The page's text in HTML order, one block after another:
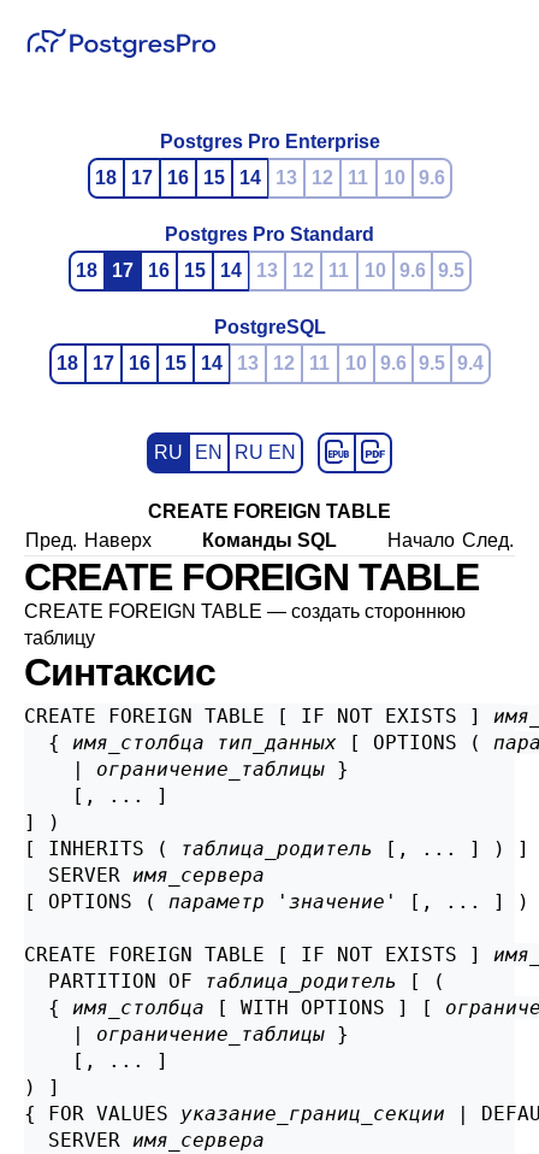
Postgres Pro Enterprise
18
17 16 15 14 13 12 11 10 9.6
Postgres Pro Standard
18
17 16 15 14 13 12 11 10 9.6 9.5
PostgreSQL
18
17 16 15 14 13 12 11 10 9.6 9.5 9.4
RU EN RU EN
CREATE FOREIGN TABLE
Пред. Наверх Команды SQL Начало След.
CREATE FOREIGN TABLE
CREATE FOREIGN TABLE — создать стороннюю
таблицу
Синтаксис
CREATE FOREIGN TABLE [ IF NOT EXISTS ]
  {
имя_столбца тип_данных [ OPTIONS (
    |
ограничение_таблицы }
    [, ... ]
] )
[ INHERITS (
таблица_родитель [, ... ] ) ]
  SERVER
имя_сервера
[ OPTIONS ( параметр ' значение ' [, ... ] )
CREATE FOREIGN TABLE [ IF NOT EXISTS ]
  PARTITION OF
таблица_родитель [ (
  {
имя_столбца [ WITH OPTIONS ] [
    |
ограничение_таблицы }
    [, ... ]
) ]
{ FOR VALUES указание_границ_секции |
  SERVER
имя_сервера